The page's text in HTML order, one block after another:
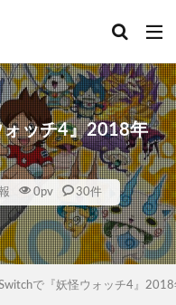
ッチ4』2018年
0pv 30件
で『妖怪ウォッチ4』